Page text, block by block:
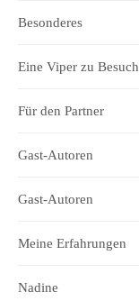
Besonderes
Eine Viper zu Besuch
Für den Partner
Gast-Autoren
Gast-Autoren
Meine Erfahrungen
Nadine